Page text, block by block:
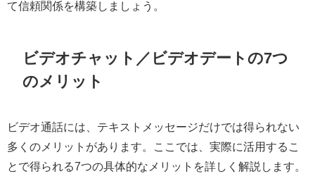
て信頼関係を構築しましょう。
ビデオチャット／ビデオデートの7つ
のメリット
ビデオ通話には、テキストメッセージだけでは得られない
多くのメリットがあります。ここでは、実際に活用するこ
とで得られる7つの具体的なメリットを詳しく解説します。